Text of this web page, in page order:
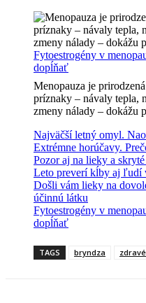
Fytoestrogény v
dopĺňať
Menopauza je
príznaky – návaly tepla,
zmeny nálady – dokážu
Najväčší letný omyl.
Extrémne horúčavy.
Pozor aj na lieky a
Leto preverí kĺby aj ľudí
Došli vám lieky na
účinnú látku
Fytoestrogény v
dopĺňať
TAGS bryndza